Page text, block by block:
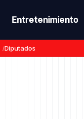
Entretenimiento
Diputados